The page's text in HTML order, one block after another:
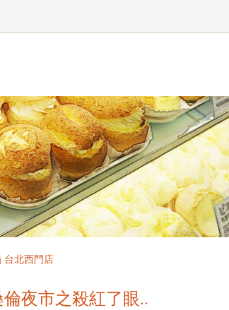
台北西門店
倫夜市之殺紅了眼..